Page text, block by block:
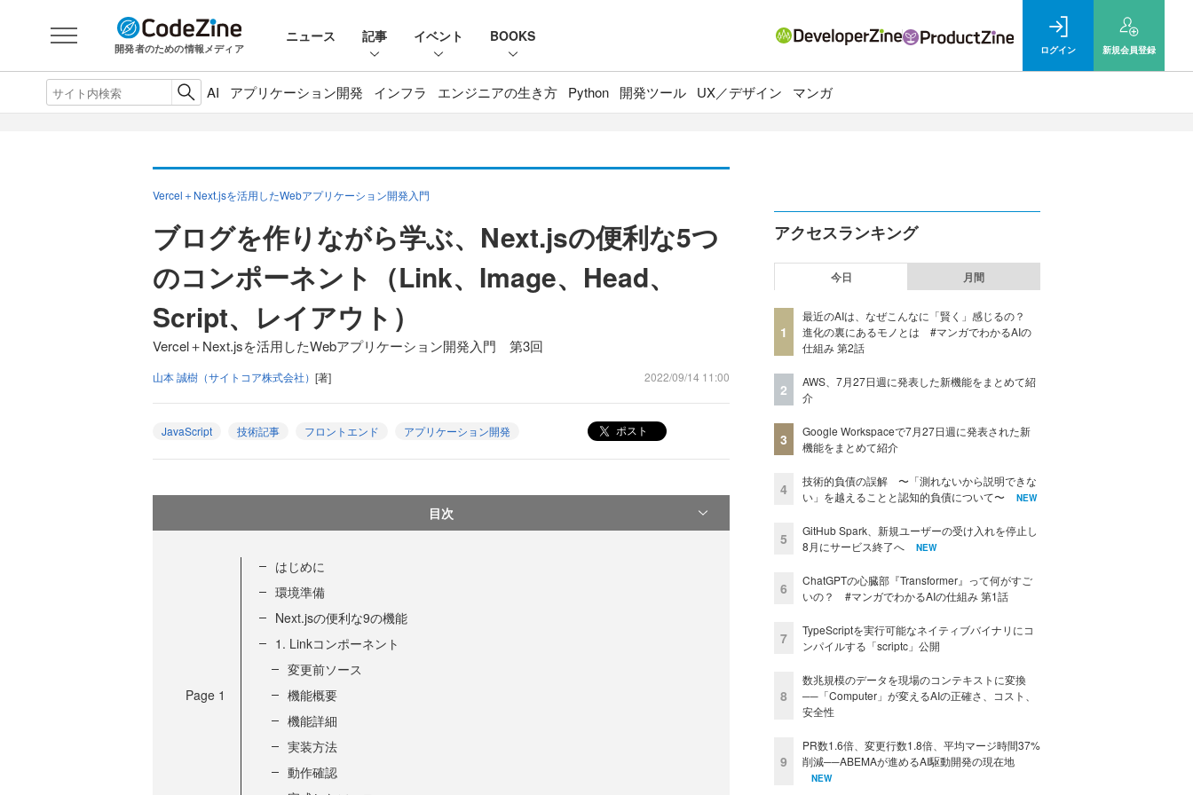
開発者のための情報メディア
ニュース 記事 イベント BOOKS
ログイン 新規会員登録
AI アプリケーション開発 インフラ エンジニアの生き方 Python 開発ツール UX／デザイン マンガ
Vercel＋Next.jsを活用したWebアプリケーション開発入門
ブログを作りながら学ぶ、Next.jsの便利な5つ
のコンポーネント（Link、Image、Head、
Script、レイアウト）
Vercel＋Next.jsを活用したWebアプリケーション開発入門 第3回
山本 誠樹（サイトコア株式会社） [著] 2022/09/14 11:00
JavaScript 技術記事 フロントエンド アプリケーション開発 ポスト
目次
Page 1
はじめに
環境準備
Next.jsの便利な9の機能
1. Linkコンポーネント
変更前ソース
機能概要
機能詳細
実装方法
動作確認
アクセスランキング
今日 月間
1
最近のAIは、なぜこんなに「賢く」感じるの？
進化の裏にあるモノとは #マンガでわかるAIの
仕組み 第2話
2
AWS、7月27日週に発表した新機能をまとめて紹
介
3
Google Workspaceで7月27日週に発表された新
機能をまとめて紹介
4
技術的負債の誤解 〜「測れないから説明できな
い」を越えることと認知的負債について〜
NEW
5
GitHub Spark、新規ユーザーの受け入れを停止し
8月にサービス終了へ
NEW
6
ChatGPTの心臓部『Transformer』って何がすご
いの？ #マンガでわかるAIの仕組み 第1話
7
TypeScriptを実行可能なネイティブバイナリにコ
ンパイルする「scriptc」公開
8
数兆規模のデータを現場のコンテキストに変換
──「Computer」が変えるAIの正確さ、コスト、
安全性
9
PR数1.6倍、変更行数1.8倍、平均マージ時間37%
削減──ABEMAが進めるAI駆動開発の現在地
NEW